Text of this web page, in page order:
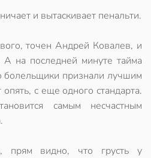
и вытаскивает пенальти.
точен Андрей Ковалев, и
на последней минуте тайма
болельщики признали лучшим
с еще одного стандарта.
самым несчастным
прям видно, что грусть у